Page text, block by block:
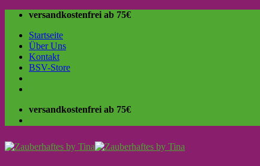
Skip
content
versandkostenfrei ab 75€
Startseite
Über Uns
Kontakt
BSV-Store
versandkostenfrei ab 75€